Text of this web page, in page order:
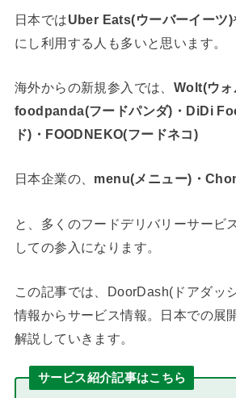
日本ではUber Eats(ウーバーイーツ)
にし利用する人も多いと思います。
海外からの新規参入では、 Wolt(ウォ
foodpanda(フードパンダ)・DiDi
ド)・FOODNEKO(フードネコ)
日本企業の、 menu(メニュー)・
と、多くのフードデリバリーサービ
しての参入になります。
この記事では、DoorDash(ドアダッ
情報からサービス情報。日本での展
解説していきます。
サービス紹介記事はこちら